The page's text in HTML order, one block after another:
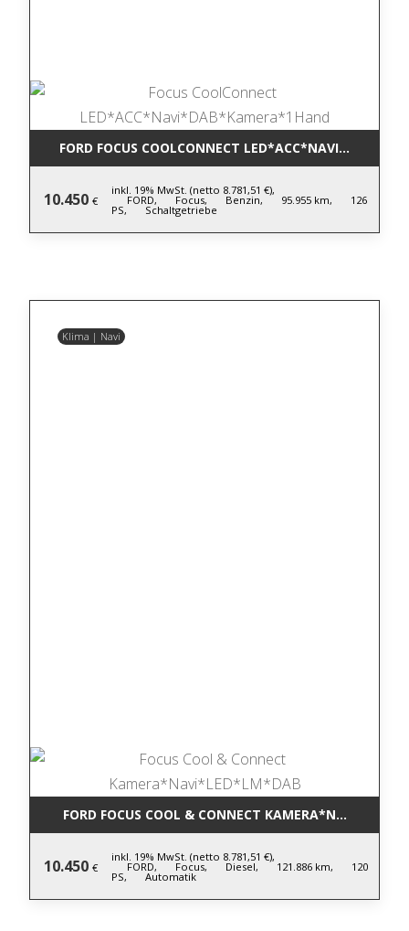
FORD FOCUS COOLCONNECT
10.450 €
inkl. 19% MwSt. (netto 8.781,51 €),
FORD, Focus, Benzin, 95.955 km, 126
PS, Schaltgetriebe
Klima | Navi
FORD FOCUS COOL & CONNECT
10.450 €
inkl. 19% MwSt. (netto 8.781,51 €),
FORD, Focus, Diesel, 121.886 km, 120
PS, Automatik